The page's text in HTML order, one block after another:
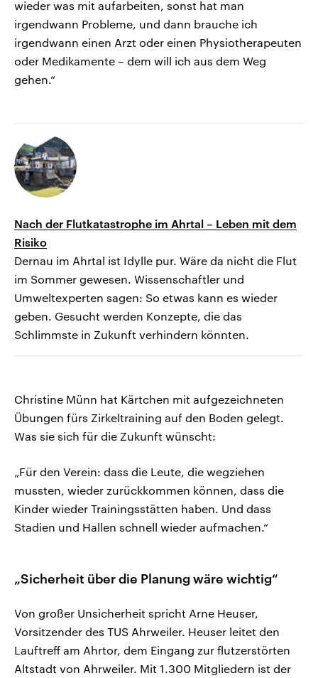
wieder was mit aufarbeiten, sonst hat man
irgendwann Probleme, und dann brauche ich
irgendwann einen Arzt oder einen Physiotherapeuten
oder Medikamente – dem will ich aus dem Weg
gehen.“
Nach der Flutkatastrophe im Ahrtal – Leben mit dem
Risiko
Dernau im Ahrtal ist Idylle pur. Wäre da nicht die Flut
im Sommer gewesen. Wissenschaftler und
Umweltexperten sagen: So etwas kann es wieder
geben. Gesucht werden Konzepte, die das
Schlimmste in Zukunft verhindern könnten.
Christine Münn hat Kärtchen mit aufgezeichneten
Übungen fürs Zirkeltraining auf den Boden gelegt.
Was sie sich für die Zukunft wünscht:
„Für den Verein: dass die Leute, die wegziehen
mussten, wieder zurückkommen können, dass die
Kinder wieder Trainingsstätten haben. Und dass
Stadien und Hallen schnell wieder aufmachen.“
„Sicherheit über die Planung wäre wichtig“
Von großer Unsicherheit spricht Arne Heuser,
Vorsitzender des TUS Ahrweiler. Heuser leitet den
Lauftreff am Ahrtor, dem Eingang zur flutzerstörten
Altstadt von Ahrweiler. Mit 1.300 Mitgliedern ist der